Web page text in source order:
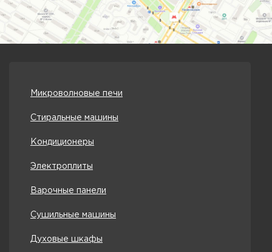
Микроволновые печи
Стиральные машины
Кондиционеры
Электроплиты
Варочные панели
Сушильные машины
Духовые шкафы